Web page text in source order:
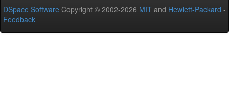
DSpace Software Copyright © 2002-2026 MIT and Hewlett-Packard -
Feedback